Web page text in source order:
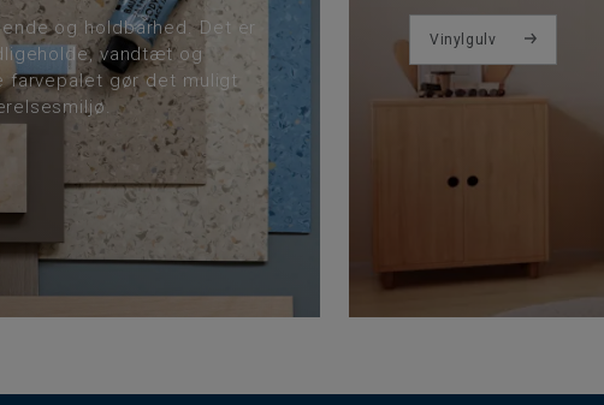
og holdbarhed. Det er
vandtæt og
gør det muligt
Vinylgulv